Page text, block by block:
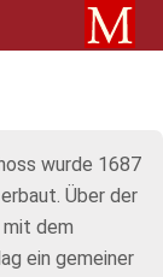
wurde 1687
Über der
dem
ein gemeiner